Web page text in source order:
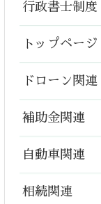
行政書士制
トップページ
ドローン関連
補助金関連
自動車関連
相続関連